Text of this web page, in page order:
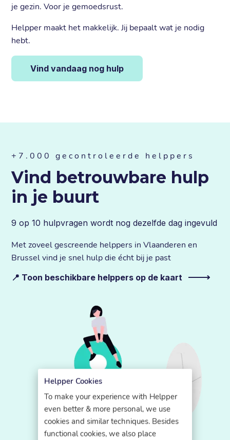
Helpper Cookies
To make your experience with Helpper
even better & more personal, we use
cookies and similar techniques. Besides
functional cookies, we also place
je gezin. Voor je gemoedsrust.
Helpper maakt het makkelijk. Jij bepaalt wat je nodig
hebt.
Vind vandaag nog hulp
+7.000 gecontroleerde helppers
Vind betrouwbare hulp
in je buurt
9 op 10 hulpvragen wordt nog dezelfde dag ingevuld
Met zoveel gescreende helppers in Vlaanderen en
Brussel vind je snel hulp die écht bij je past
📍 Toon beschikbare helppers op de kaart